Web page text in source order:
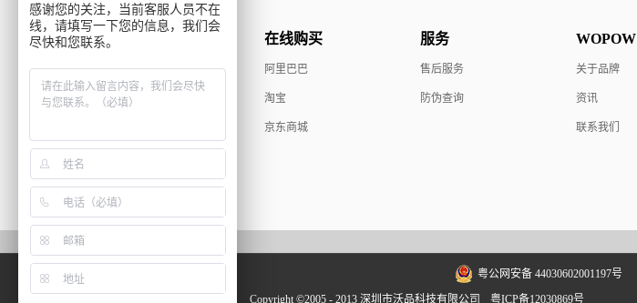
MAX精品系列
耳机系列
在线购买
阿里巴巴
淘宝
京东商城
服务
售后服务
防伪查询
WOPOW
关于品牌
资讯
联系我们
粤公网安备 44030602001197号
Copyright ©2005 - 2013 深圳市沃品科技有限公司
粤ICP备12030869号
感谢您的关注，当前客服人员不在
线，请填写一下您的信息，我们会
尽快和您联系。